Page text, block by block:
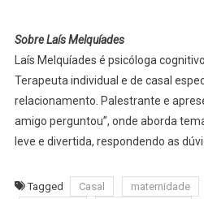
Sobre Laís Melquíades
Laís Melquíades é psicóloga
Terapeuta individual e de casal
relacionamento. Palestrante e
amigo perguntou”, onde aborda
leve e divertida, respondendo as
Tagged Casal maternidade